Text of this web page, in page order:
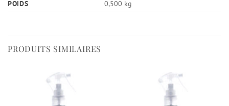
POIDS 0,500 kg
PRODUITS SIMILAIRES